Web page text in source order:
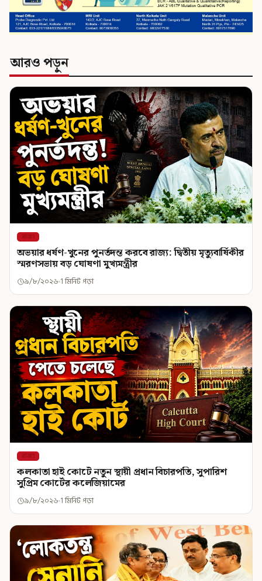
আরও পড়ুন
রাজ্য
অভয়ার ধর্ষণ-খুনের পুনর্তদন্ত করবে রাজ্য: দ্বিতীয় মৃত্যুবার্ষিকীর
স্মরণসভায় বড় ঘোষণা মুখ্যমন্ত্রীর
৯/৮/২০২৬ 1 মিনিট পড়া
রাজ্য
কলকাতা হাই কোর্টে নতুন স্থায়ী প্রধান বিচারপতি, সুপারিশ
সুপ্রিম কোর্টের কলেজিয়ামের
৯/৮/২০২৬ 1 মিনিট পড়া